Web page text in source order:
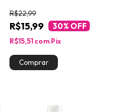
R$15,99
R$22,99
30% OFF
R$15,51 com Pix